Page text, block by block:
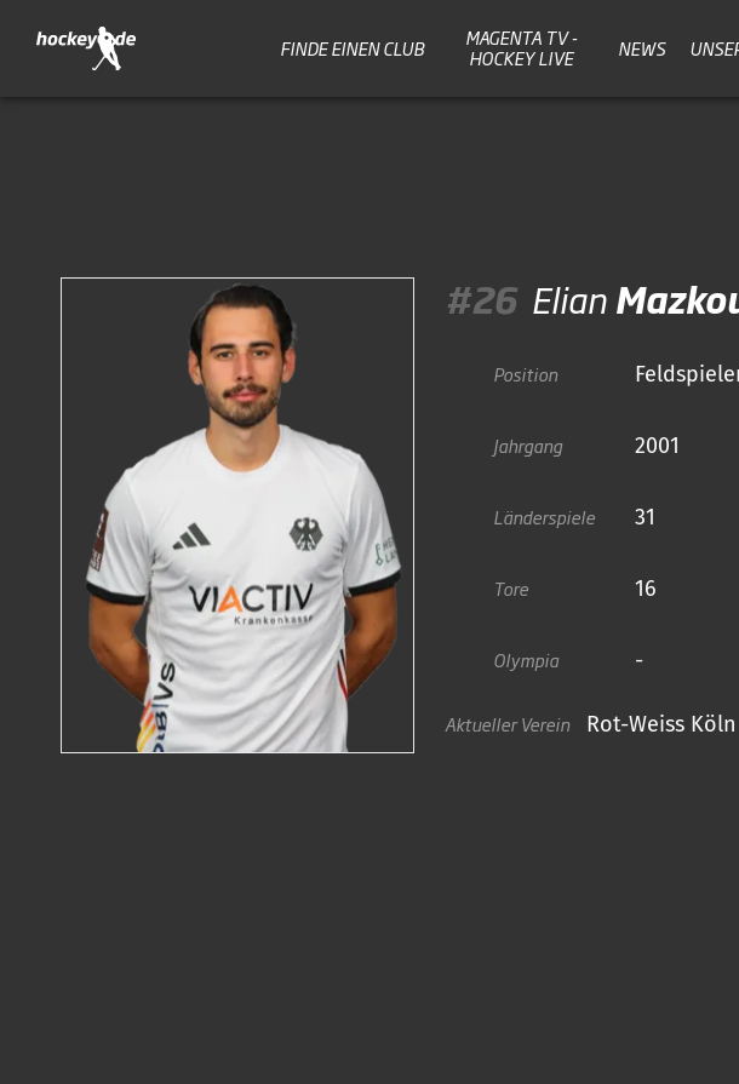
FINDE EINEN CLUB
MAGENTA TV -
HOCKEY LIVE
NEWS
#26 Elian
Position
Jahrgang 2001
Länderspiele 31
Tore 16
Olympia -
Aktueller Verein Rot-Weiss Köln